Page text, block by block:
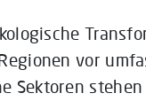
vor
Sektoren